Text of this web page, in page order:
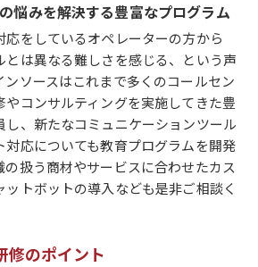
悩みを解決する豊富なプログラム
応をしているオペレーターの方から
とは異なる難しさを感じる、という声
ンソースはこれまで多くのコールセン
やコンサルティングを実施してきた豊
し、新たなコミュニケーションツール
対応についても教育プログラムを開発
の扱う商材やサービスに合わせたカス
ットボットの導入なども是非ご相談く
修のポイント